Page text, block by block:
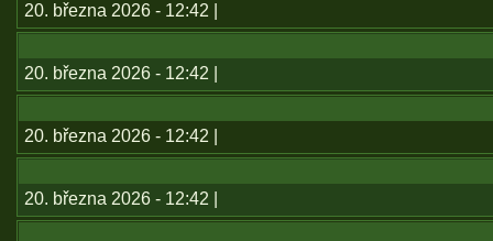
20. března 2026 - 12:42 |
20. března 2026 - 12:42 |
20. března 2026 - 12:42 |
20. března 2026 - 12:42 |